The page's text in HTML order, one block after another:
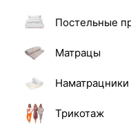
Постельные
Матрацы
Наматрацники
Трикотаж